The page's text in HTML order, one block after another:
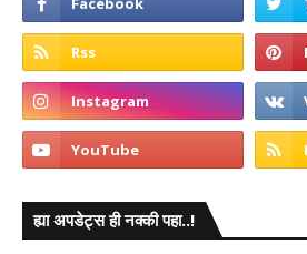
ह्या अपडेट्स ही नक्की पहा..!